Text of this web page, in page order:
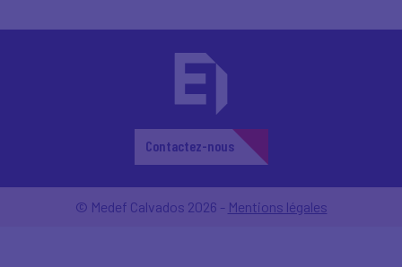
Contactez-nous
© Medef Calvados 2026 - Mentions légales